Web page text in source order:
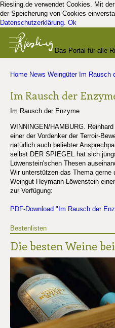
Riesling.de verwendet Cookies. Mit
der Speicherung von Cookies
Datenschutzerklärung. Ok
Das Portal für alle
Home News Weingüter Im Rausch
Im Rausch der
Im Rausch der Enzyme
WINNINGEN/HAMBURG.
einer der Vordenker der Terroir-
natürlich auch beliebter
selbst DER SPIEGEL hat sich
Löwenstein'schen Thesen
Wir unterstützen das Thema
Weingut Heymann-Löwenstein
zur Verfügung:
PDF-Download "Im Rausch der
Bestenlisten
Die besten Weine